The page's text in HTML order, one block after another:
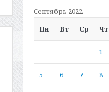
Сентябрь 2022
Пн
Вт Ср Чт
1
5 6 7 8